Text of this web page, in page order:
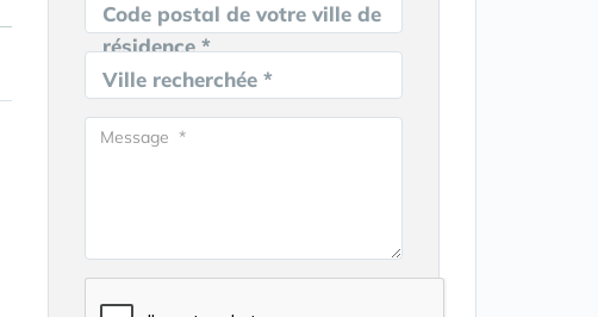
Code postal de votre ville de
résidence *
Ville recherchée *